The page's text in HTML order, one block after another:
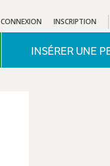
CONNEXION INSCRIPTION
INSÉRER UNE